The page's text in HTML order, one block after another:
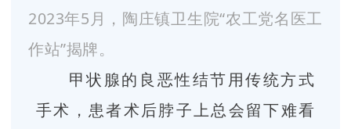
2023年5月，陶庄镇卫生院“农工党名医工
作站”揭牌。
甲状腺的良恶性结节用传统方式
手术，患者术后脖子上总会留下难看